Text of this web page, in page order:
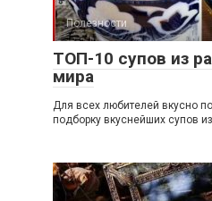
Полезности
ТОП-10 супов из
мира
Для всех любителей вкусно
подборку вкуснейших супов